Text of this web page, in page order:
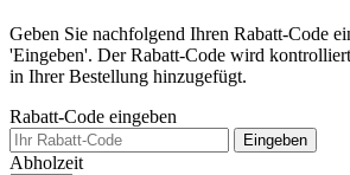
Geben Sie nachfolgend Ihren Rabatt-Code
'Eingeben'. Der Rabatt-Code wird
in Ihrer Bestellung hinzugefügt.
Rabatt-Code eingeben
Eingeben
Abholzeit